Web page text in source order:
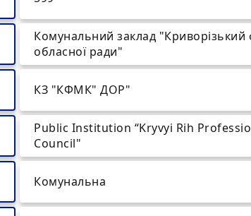
Комунальний заклад
обласної ради"
КЗ "КФМК" ДОР"
Public Institution “Kryvyi Rih
Council"
Комунальна